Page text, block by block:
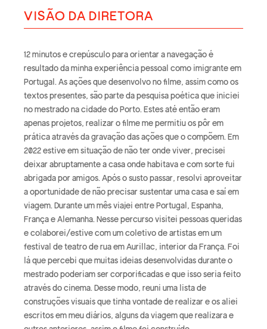
VISÃO DA DIRETORA
12 minutos e crepúsculo para orientar a navegação é
resultado da minha experiência pessoal como imigrante em
Portugal. As ações que desenvolvo no filme, assim como os
textos presentes, são parte da pesquisa poética que iniciei
no mestrado na cidade do Porto. Estes até então eram
apenas projetos, realizar o filme me permitiu os pôr em
prática através da gravação das ações que o compõem. Em
2022 estive em situação de não ter onde viver, precisei
deixar abruptamente a casa onde habitava e com sorte fui
abrigada por amigos. Após o susto passar, resolvi aproveitar
a oportunidade de não precisar sustentar uma casa e saí em
viagem. Durante um mês viajei entre Portugal, Espanha,
França e Alemanha. Nesse percurso visitei pessoas queridas
e colaborei/estive com um coletivo de artistas em um
festival de teatro de rua em Aurillac, interior da França. Foi
lá que percebi que muitas ideias desenvolvidas durante o
mestrado poderiam ser corporificadas e que isso seria feito
através do cinema. Desse modo, reuni uma lista de
construções visuais que tinha vontade de realizar e os aliei
escritos em meu diários, alguns da viagem que realizara e